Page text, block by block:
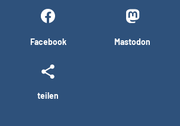
Facebook Mastodon
teilen